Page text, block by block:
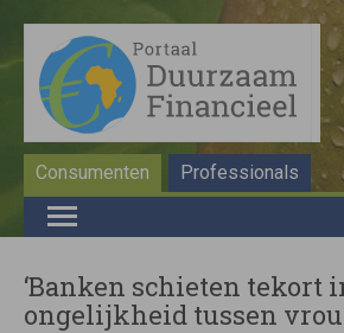
Consumenten Professionals
‘Banken schieten tekort
ongelijkheid tussen